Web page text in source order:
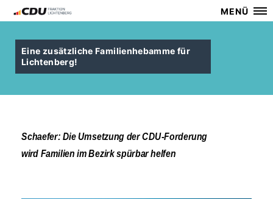
MENÜ
Eine zusätzliche Familienhebamme für
Lichtenberg!
Schaefer: Die Umsetzung der CDU-Forderung
wird Familien im Bezirk spürbar helfen